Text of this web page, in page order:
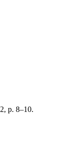
p. 8–10.